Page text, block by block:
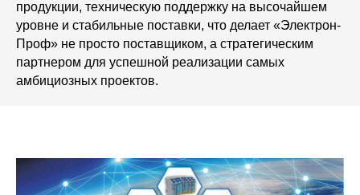
продукции, техническую поддержку на высочайшем
уровне и стабильные поставки, что делает «Электрон-
Проф» не просто поставщиком, а стратегическим
партнером для успешной реализации самых
амбициозных проектов.